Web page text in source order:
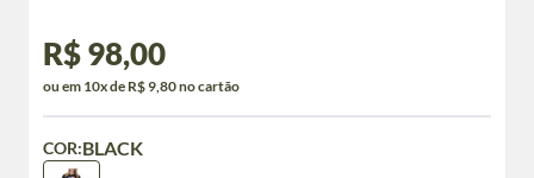
R$ 98,00
ou em 10x de R$ 9,80 no cartão
COR:BLACK